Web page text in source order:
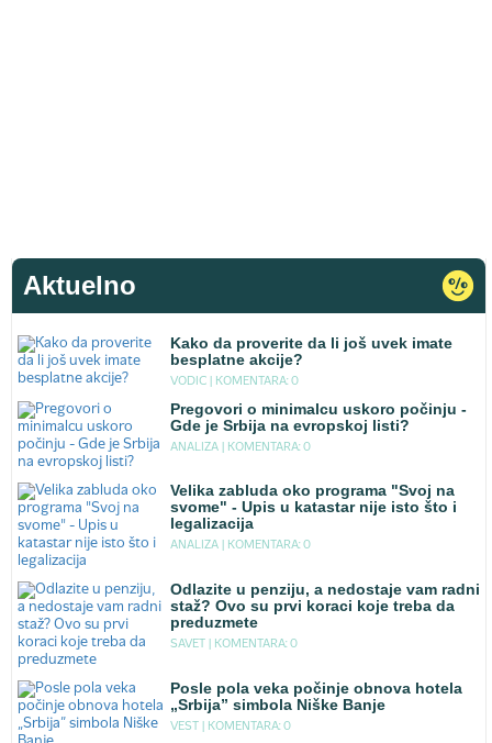
Aktuelno
Kako da proverite da li još uvek imate
besplatne akcije?
VODIC | KOMENTARA: 0
Pregovori o minimalcu uskoro počinju -
Gde je Srbija na evropskoj listi?
ANALIZA | KOMENTARA: 0
Velika zabluda oko programa "Svoj na
svome" - Upis u katastar nije isto što i
legalizacija
ANALIZA | KOMENTARA: 0
Odlazite u penziju, a nedostaje vam radni
staž? Ovo su prvi koraci koje treba da
preduzmete
SAVET | KOMENTARA: 0
Posle pola veka počinje obnova hotela
„Srbija” simbola Niške Banje
VEST | KOMENTARA: 0